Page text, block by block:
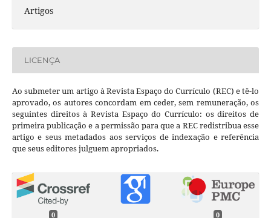
Artigos
LICENÇA
Ao submeter um artigo à Revista Espaço do Currículo (REC) e tê-lo
aprovado, os autores concordam em ceder, sem remuneração, os
seguintes direitos à Revista Espaço do Currículo: os direitos de
primeira publicação e a permissão para que a REC redistribua esse
artigo e seus metadados aos serviços de indexação e referência
que seus editores julguem apropriados.
0 0